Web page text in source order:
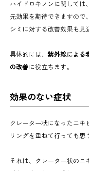
ハイドロキノンに関しては
元効果を期待できますので
シミに対する改善効果も見
具体的には、 紫外線による
の改善に役立ちます。
効果のない症状
クレーター状になったニ
リングを重ねて行っても思
それは、クレーター状の